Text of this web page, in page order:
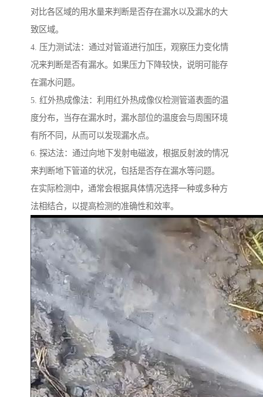
对比各区域的用水量来判断是否存在漏水以及漏水的大
致区域。
4. 压力测试法：通过对管道进行加压，观察压力变化情
况来判断是否有漏水。如果压力下降较快，说明可能存
在漏水问题。
5. 红外热成像法：利用红外热成像仪检测管道表面的温
度分布，当存在漏水时，漏水部位的温度会与周围环境
有所不同，从而可以发现漏水点。
6. 探达法：通过向地下发射电磁波，根据反射波的情况
来判断地下管道的状况，包括是否存在漏水等问题。
在实际检测中，通常会根据具体情况选择一种或多种方
法相结合，以提高检测的准确性和效率。